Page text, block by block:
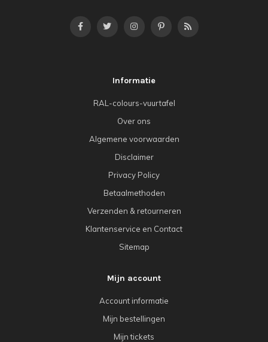
Informatie
RAL-colours-vuurtafel
Over ons
Algemene voorwaarden
Disclaimer
Privacy Policy
Betaalmethoden
Verzenden & retourneren
Klantenservice en Contact
Sitemap
Mijn account
Account informatie
Mijn bestellingen
Mijn tickets